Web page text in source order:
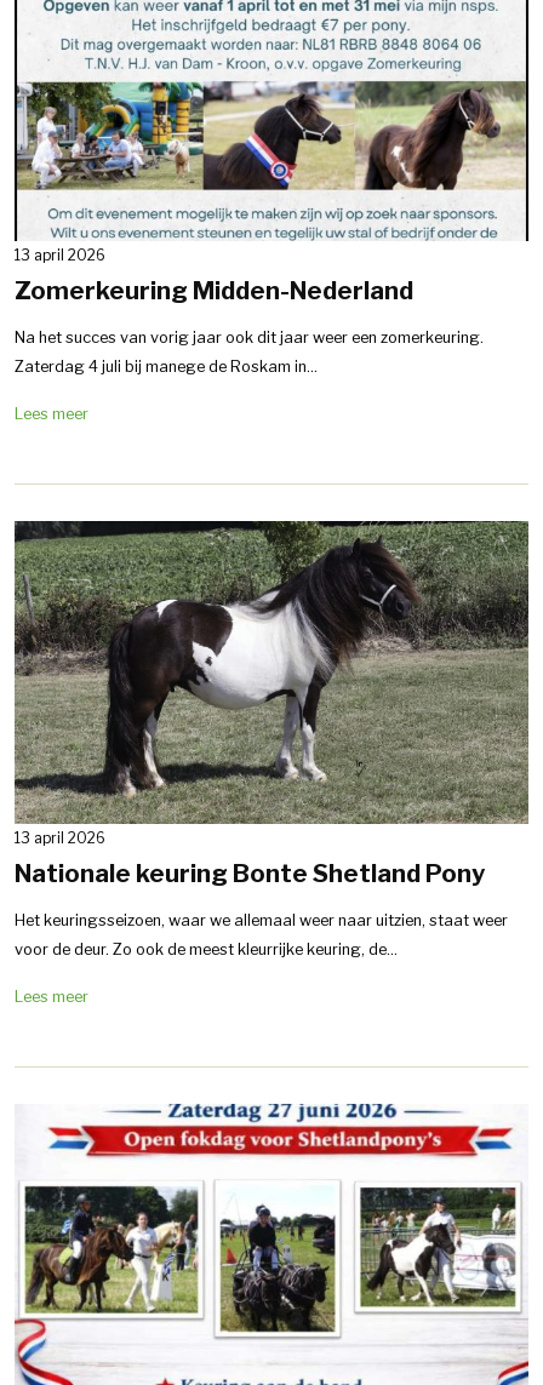
13 april 2026
Zomerkeuring Midden-Nederland
Na het succes van vorig jaar ook dit jaar weer een zomerkeuring.
Zaterdag 4 juli bij manege de Roskam in...
Lees meer
13 april 2026
Nationale keuring Bonte Shetland Pony
Het keuringsseizoen, waar we allemaal weer naar uitzien, staat weer
voor de deur. Zo ook de meest kleurrijke keuring, de...
Lees meer